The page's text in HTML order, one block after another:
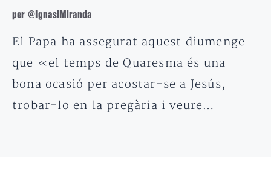
per @IgnasiMiranda
El Papa ha assegurat aquest diumenge
que «el temps de Quaresma és una
bona ocasió per acostar-se a Jesús,
trobar-lo en la pregària i veure…